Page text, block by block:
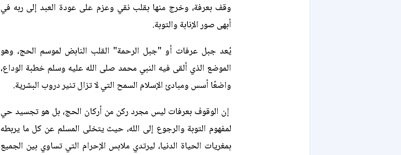
وقف بعرفة، وخرج منها بقلب نقي وعزم على عودة العبد إلى ربه في
أبهى صور الإنابة والتوبة.
يُعد جبل عرفات أو "جبل الرحمة" القلب النابض لموسم الحج، وهو
الموضع الذي ألقى فيه النبي محمد صلى الله عليه وسلم خطبة الوداع،
واضعًا أسس ومبادئ الإسلام السمح التي لا تزال تنير دروب البشرية.
إن الوقوف بعرفات ليس مجرد ركن من أركان الحج، بل هو تجسيد حي
لمفهوم التوبة والرجوع إلى الله، حيث يتخلى المسلم عن كل ما يربطه
بمغريات الحياة الدنيا، ليرتدي ملابس الإحرام التي تساوي بين الجميع